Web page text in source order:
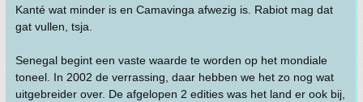
Kanté wat minder is en Camavinga afwezig is. Rabiot mag dat
gat vullen, tsja.
Senegal begint een vaste waarde te worden op het mondiale
toneel. In 2002 de verrassing, daar hebben we het zo nog wat
uitgebreider over. De afgelopen 2 edities was het land er ook bij,